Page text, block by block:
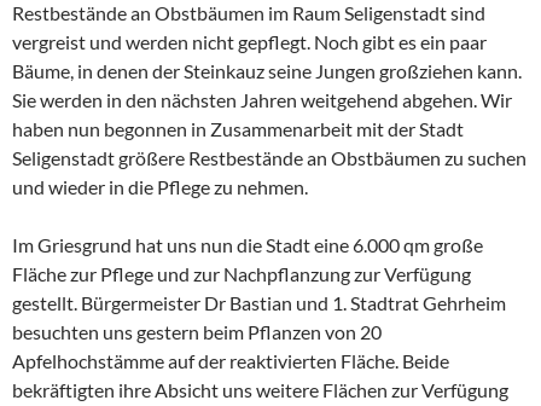
Restbestände an Obstbäumen im Raum Seligenstadt sind
vergreist und werden nicht gepflegt. Noch gibt es ein paar
Bäume, in denen der Steinkauz seine Jungen großziehen kann.
Sie werden in den nächsten Jahren weitgehend abgehen. Wir
haben nun begonnen in Zusammenarbeit mit der Stadt
Seligenstadt größere Restbestände an Obstbäumen zu suchen
und wieder in die Pflege zu nehmen.
Im Griesgrund hat uns nun die Stadt eine 6.000 qm große
Fläche zur Pflege und zur Nachpflanzung zur Verfügung
gestellt. Bürgermeister Dr Bastian und 1. Stadtrat Gehrheim
besuchten uns gestern beim Pflanzen von 20
Apfelhochstämme auf der reaktivierten Fläche. Beide
bekräftigten ihre Absicht uns weitere Flächen zur Verfügung